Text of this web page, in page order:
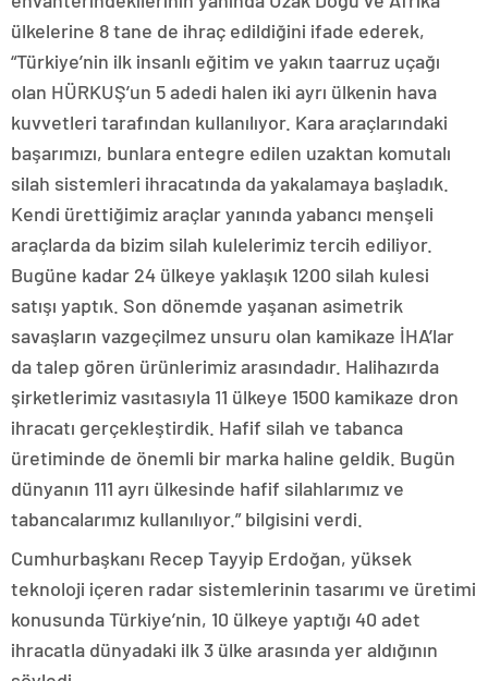
ülkelerine 8 tane de ihraç edildiğini ifade ederek,
“Türkiye’nin ilk insanlı eğitim ve yakın taarruz uçağı
olan HÜRKUŞ’un 5 adedi halen iki ayrı ülkenin hava
kuvvetleri tarafından kullanılıyor. Kara araçlarındaki
başarımızı, bunlara entegre edilen uzaktan komutalı
silah sistemleri ihracatında da yakalamaya başladık.
Kendi ürettiğimiz araçlar yanında yabancı menşeli
araçlarda da bizim silah kulelerimiz tercih ediliyor.
Bugüne kadar 24 ülkeye yaklaşık 1200 silah kulesi
satışı yaptık. Son dönemde yaşanan asimetrik
savaşların vazgeçilmez unsuru olan kamikaze İHA’lar
da talep gören ürünlerimiz arasındadır. Halihazırda
şirketlerimiz vasıtasıyla 11 ülkeye 1500 kamikaze dron
ihracatı gerçekleştirdik. Hafif silah ve tabanca
üretiminde de önemli bir marka haline geldik. Bugün
dünyanın 111 ayrı ülkesinde hafif silahlarımız ve
tabancalarımız kullanılıyor.” bilgisini verdi.
Cumhurbaşkanı Recep Tayyip Erdoğan, yüksek
teknoloji içeren radar sistemlerinin tasarımı ve üretimi
konusunda Türkiye’nin, 10 ülkeye yaptığı 40 adet
ihracatla dünyadaki ilk 3 ülke arasında yer aldığının